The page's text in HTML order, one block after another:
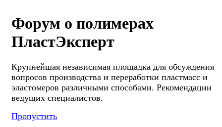
Форум о полимерах
ПластЭксперт
Крупнейшая независимая площадка для обсуждения
вопросов производства и переработки пластмасс и
эластомеров различными способами. Рекомендации
ведущих специалистов.
Пропустить